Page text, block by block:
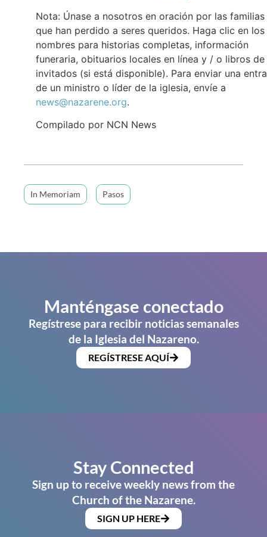
Nota: Únase a nosotros en oración por las familias
que han perdido a seres queridos. Haga clic en los
nombres para historias completas, información
funeraria, obituarios locales en línea y / o libros de
invitados (si está disponible). Para enviar una
de un ministro o líder de la iglesia, envíe a
news@nazarene.org.
Compilado por NCN News
In Memoriam Pasos
Manténgase conectado
Regístrese para recibir noticias semanales
de la Iglesia del Nazareno.
REGÍSTRESE AQUÍ
Stay Connected
Sign up to receive weekly news from the
Church of the Nazarene.
SIGN UP HERE